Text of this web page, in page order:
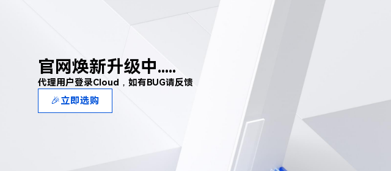
官网焕新升级中.....
代理用户登录Cloud，如有BUG请反馈
🎉立即选购